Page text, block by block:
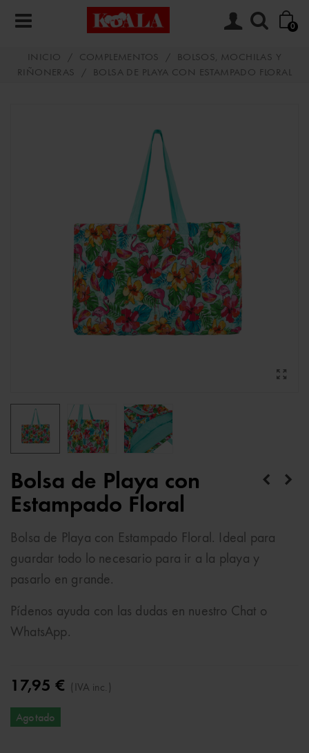
0
INICIO / COMPLEMENTOS /
BOLSOS, MOCHILAS Y
RIÑONERAS
/ BOLSA DE PLAYA CON ESTAMPADO FLORAL
Bolsa de Playa con
Estampado Floral
Bolsa de Playa con Estampado Floral. Ideal para
guardar todo lo necesario para ir a la playa y
pasarlo en grande.
Pídenos ayuda con las dudas en nuestro Chat o
WhatsApp.
17,95 € (IVA inc.)
Agotado